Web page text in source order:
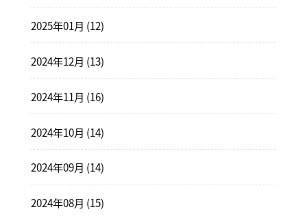
2025年01月 (12)
2024年12月 (13)
2024年11月 (16)
2024年10月 (14)
2024年09月 (14)
2024年08月 (15)